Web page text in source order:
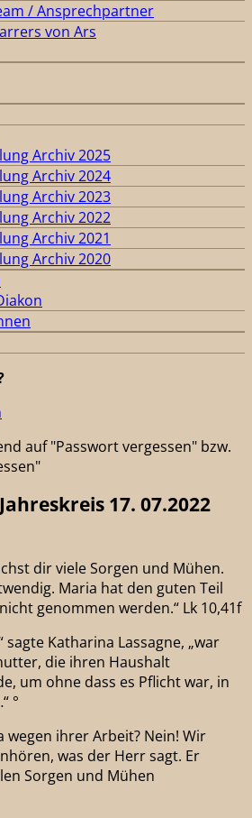
/ Ansprechpartner
von Ars
Archiv 2025
Archiv 2024
Archiv 2023
Archiv 2022
Archiv 2021
Archiv 2020
auf "Passwort vergessen" bzw.
17. 07.2022
dir viele Sorgen und Mühen.
Maria hat den guten Teil
genommen werden.“ Lk 10,41f
sagte Katharina Lassagne, „war
die ihren Haushalt
um ohne dass es Pflicht war, in
°
ihrer Arbeit? Nein! Wir
was der Herr sagt. Er
Sorgen und Mühen